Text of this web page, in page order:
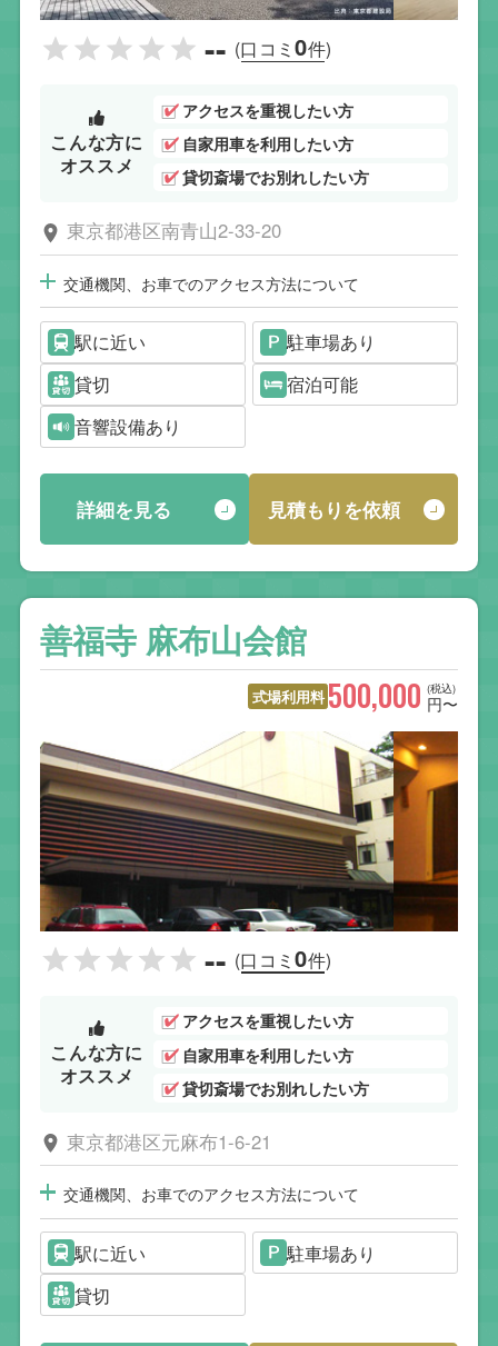
-- (口コミ0件)
こんな方に
オススメ
アクセスを重視したい方
自家用車を利用したい方
貸切斎場でお別れしたい方
東京都港区南青山2-33-20
交通機関、お車でのアクセス方法について
駅に近い
駐車場あり
貸切
宿泊可能
音響設備あり
詳細を見る 見積もりを依頼
善福寺 麻布山会館
式場利用料 (税込)
500,000 円〜
-- (口コミ0件)
こんな方に
オススメ
アクセスを重視したい方
自家用車を利用したい方
貸切斎場でお別れしたい方
東京都港区元麻布1-6-21
交通機関、お車でのアクセス方法について
駅に近い
駐車場あり
貸切